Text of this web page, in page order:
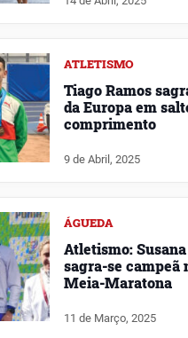
ATLETISMO
Tiago Ramos
da Europa em
comprimento
9 de Abril, 2025
ÁGUEDA
Atletismo:
sagra-se campeã
Meia-Maratona
11 de Março, 2025